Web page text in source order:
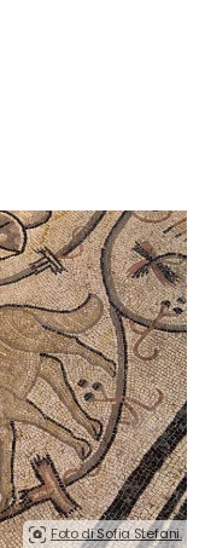
Foto di Sofia Stefani.